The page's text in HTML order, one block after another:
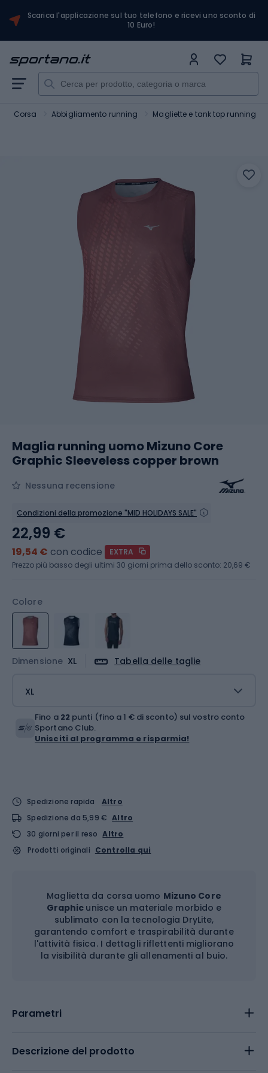
Scarica l'applicazione sul tuo telefono e ricevi uno sconto di
10 Euro!
Corsa Abbigliamento running Magliette e tank top running
Maglia running uomo Mizuno Core
Graphic Sleeveless copper brown
Nessuna recensione
Condizioni della promozione "MID HOLIDAYS SALE"
Colore
Dimensione XL Tabella delle taglie
XL
22,99 €
19,54 € con codice
EXTRA
Prezzo più basso degli ultimi 30 giorni prima dello sconto: 20,69 €
Fino a 22 punti (fino a 1 € di sconto) sul vostro conto
Sportano Club.
Unisciti al programma e risparmia!
Spedizione rapida
Altro
Spedizione da 5,99 € Altro
30 giorni per il reso Altro
Prodotti originali Controlla qui
Maglietta da corsa uomo Mizuno Core
Graphic unisce un materiale morbido e
sublimato con la tecnologia DryLite,
garantendo comfort e traspirabilità durante
l'attività fisica. I dettagli riflettenti migliorano
la visibilità durante gli allenamenti al buio.
Parametri
Descrizione del prodotto